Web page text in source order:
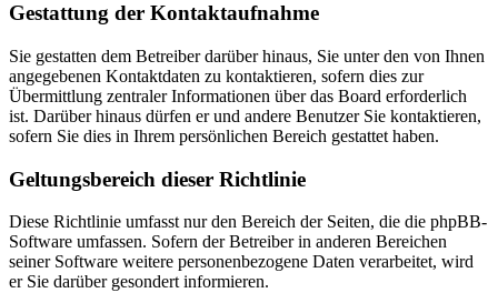
Gestattung der Kontaktaufnahme
Sie gestatten dem Betreiber darüber hinaus, Sie unter den von Ihnen
angegebenen Kontaktdaten zu kontaktieren, sofern dies zur
Übermittlung zentraler Informationen über das Board erforderlich
ist. Darüber hinaus dürfen er und andere Benutzer Sie kontaktieren,
sofern Sie dies in Ihrem persönlichen Bereich gestattet haben.
Geltungsbereich dieser Richtlinie
Diese Richtlinie umfasst nur den Bereich der Seiten, die die phpBB-
Software umfassen. Sofern der Betreiber in anderen Bereichen
seiner Software weitere personenbezogene Daten verarbeitet, wird
er Sie darüber gesondert informieren.